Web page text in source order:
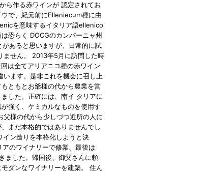
ら作る赤ワインが 認定されてお
で、紀元前にElleniecum種に由
を意味するイタリア語ellenico
恐らく DOCGのカンパーニャ州
あると思いますが、日常的に試
ません。 2013年5月に訪問した時
は全てアリアニコ種の赤ワイン
ます。是非これを機会に召し上
ともとお爺様の代から農業を営
した。正確には、南イ タリアに
強く、ケミカルなものを使用す
様の代から少しづつ近所の人に
まだ本格的ではありませんでし
ン造りを本格化しようと決
のワイナリーで修業、最後は
ました。帰国後、御父さんに頼
ダンなワイナリーを建築。 住ん